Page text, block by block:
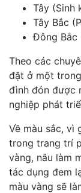
Tây (Sinh
Tây Bắc
Đông Bắc
Theo các
đặt ở một
đình đón được
nghiệp phát
Về màu sắc, vì
trong trang trí
vàng, nâu làm
tác dụng đem
màu vàng sẽ